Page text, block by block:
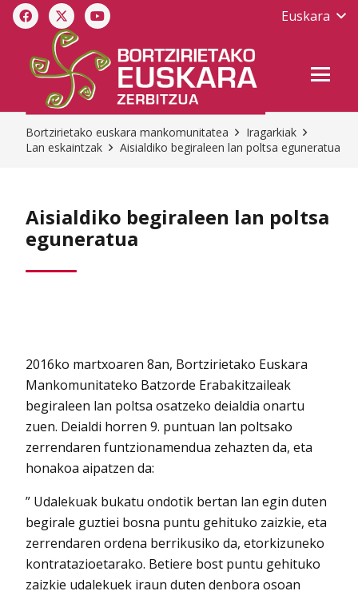
Euskara
Bortzirietako euskara mankomunitatea
Iragarkiak
Lan eskaintzak
Aisialdiko begiraleen lan poltsa eguneratua
Aisialdiko begiraleen lan poltsa
eguneratua
2016ko martxoaren 8an, Bortzirietako Euskara
Mankomunitateko Batzorde Erabakitzaileak
begiraleen lan poltsa osatzeko deialdia onartu
zuen. Deialdi horren 9. puntuan lan poltsako
zerrendaren funtzionamendua zehazten da, eta
honakoa aipatzen da:
” Udalekuak bukatu ondotik bertan lan egin duten
begirale guztiei bosna puntu gehituko zaizkie, eta
zerrendaren ordena berrikusiko da, etorkizuneko
kontratazioetarako. Betiere bost puntu gehituko
zaizkie udalekuek iraun duten denbora osoan